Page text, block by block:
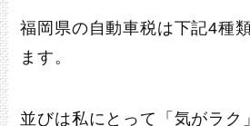
福岡県の自動車税は下記4種
ます。
並びは私にとって「気がラク